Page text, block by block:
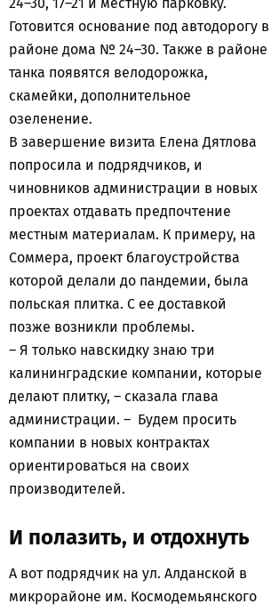
Готовится основание под автодорогу в
районе дома № 24–30. Также в районе
танка появятся велодорожка,
скамейки, дополнительное
озеленение.
В завершение визита Елена Дятлова
попросила и подрядчиков, и
чиновников администрации в новых
проектах отдавать предпочтение
местным материалам. К примеру, на
Соммера, проект благоустройства
которой делали до пандемии, была
польская плитка. С ее доставкой
позже возникли проблемы.
– Я только навскидку знаю три
калининградские компании, которые
делают плитку, – сказала глава
администрации. – Будем просить
компании в новых контрактах
ориентироваться на своих
производителей.
И полазить, и отдохнуть
А вот подрядчик на ул. Алданской в
микрорайоне им. Космодемьянского